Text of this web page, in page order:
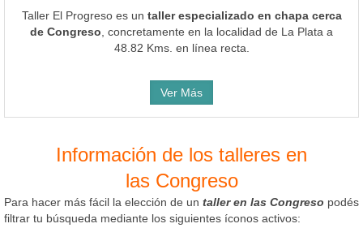
Taller El Progreso es un taller especializado en chapa cerca
de Congreso , concretamente en la localidad de La Plata a
48.82 Kms. en línea recta.
Ver Más
Información de los talleres en
las Congreso
Para hacer más fácil la elección de un taller en las Congreso podés
filtrar tu búsqueda mediante los siguientes íconos activos: